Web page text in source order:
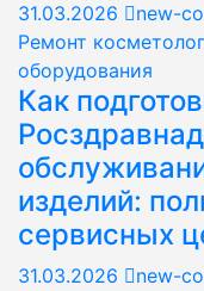
31.03.2026
new-
Ремонт
оборудования
Как
изделий:
сервисных
31.03.2026
new-